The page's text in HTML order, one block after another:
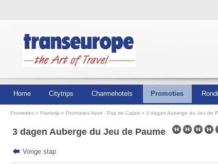
Home Citytrips Charmehotels Promoties
Promoties Frankrijk Promoties Nord - Pas de Calais 3 dagen Auberge du Jeu de
3 dagen Auberge du Jeu de Paume
Vorige stap